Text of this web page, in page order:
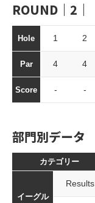
ROUND｜2｜
Hole 1 2
Par 4 4
Score - -
部門別データ
カテゴリー
イーグル
Results